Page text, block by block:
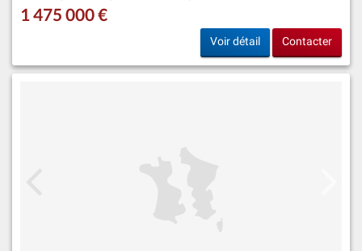
1 475 000 €
Voir détail Contacter